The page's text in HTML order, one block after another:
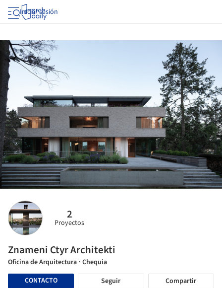
Iniciar sesión
2
Proyectos
Znameni Ctyr Architekti
Oficina de Arquitectura · Chequia
CONTACTO
Seguir Compartir